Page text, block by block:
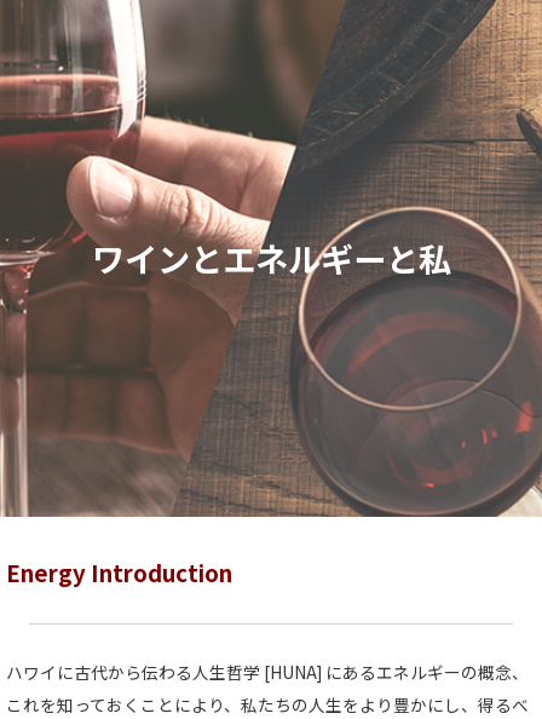
ワインとエネルギーと私
Energy Introduction
ハワイに古代から伝わる人生哲学 [HUNA] にあるエネルギーの概念、
これを知っておくことにより、私たちの人生をより豊かにし、得るべ